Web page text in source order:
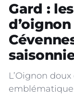
Gard :
L’Oignon